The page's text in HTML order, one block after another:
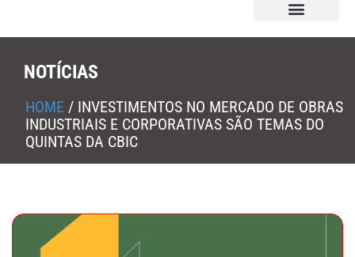
NOTÍCIAS
HOME / INVESTIMENTOS NO MERCADO DE OBRAS
INDUSTRIAIS E CORPORATIVAS SÃO TEMAS DO
QUINTAS DA CBIC